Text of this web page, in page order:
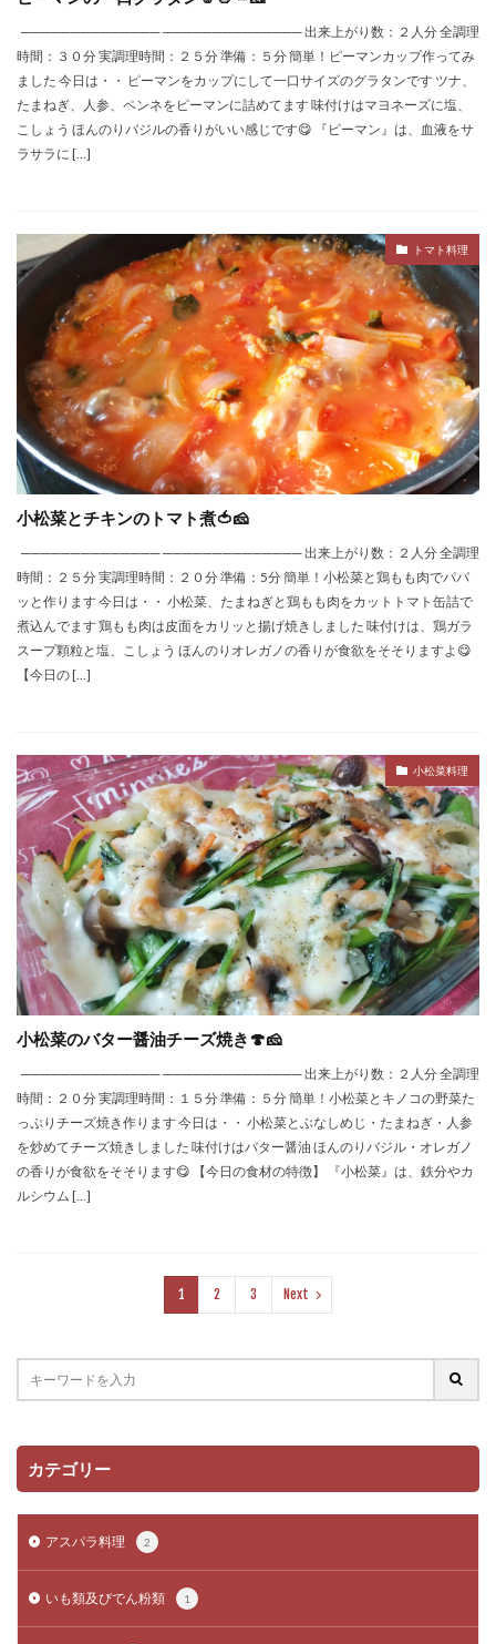
────────────── ────────────── 出来上がり数：２人分 全調理
時間：３０分 実調理時間：２５分 準備：５分 簡単！ピーマンカップ作ってみ
ました 今日は・・ ピーマンをカップにして一口サイズのグラタンです ツナ、
たまねぎ、人参、ペンネをピーマンに詰めてます 味付けはマヨネーズに塩、
こしょう ほんのりバジルの香りがいい感じです😋 『ピーマン』は、血液をサ
ラサラに […]
トマト料理
小松菜とチキンのトマト煮🍅🧀
────────────── ────────────── 出来上がり数：２人分 全調理
時間：２５分 実調理時間：２０分 準備：5分 簡単！小松菜と鶏もも肉でパパ
ッと作ります 今日は・・ 小松菜、たまねぎと鶏もも肉をカットトマト缶詰で
煮込んでます 鶏もも肉は皮面をカリッと揚げ焼きしました 味付けは、鶏ガラ
スープ顆粒と塩、こしょう ほんのりオレガノの香りが食欲をそそりますよ😋
【今日の […]
小松菜料理
小松菜のバター醤油チーズ焼き🍄🧀
────────────── ────────────── 出来上がり数：２人分 全調理
時間：２０分 実調理時間：１５分 準備：５分 簡単！小松菜とキノコの野菜た
っぷりチーズ焼き作ります 今日は・・ 小松菜とぶなしめじ・たまねぎ・人参
を炒めてチーズ焼きしました 味付けはバター醤油 ほんのりバジル・オレガノ
の香りが食欲をそそります😋 【今日の食材の特徴】 『小松菜』は、鉄分やカ
ルシウム […]
1 2 3 Next
カテゴリー
アスパラ料理 2
いも類及びでん粉類 1